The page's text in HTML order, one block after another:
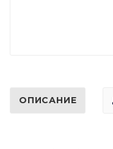
ОПИСАНИЕ